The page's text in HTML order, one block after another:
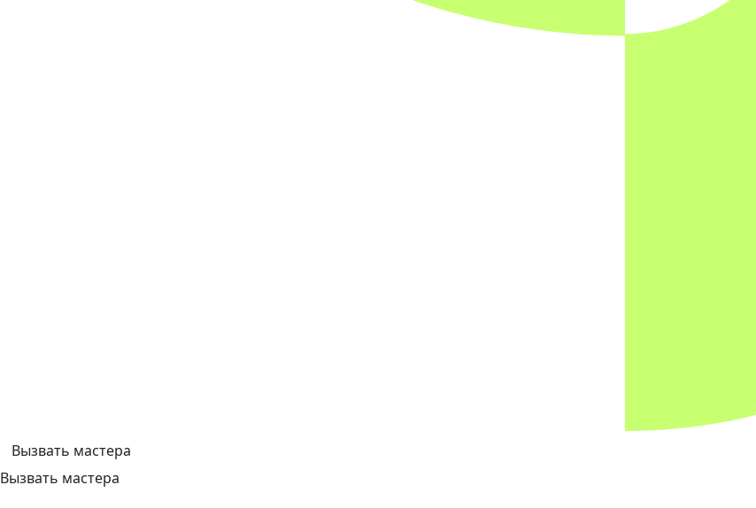
Вызвать мастера
Вызвать мастера